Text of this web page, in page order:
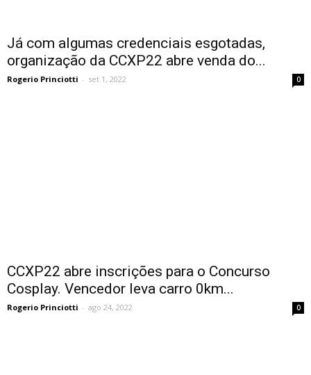
Já com algumas credenciais esgotadas,
organização da CCXP22 abre venda do...
Rogerio Princiotti - set 1, 2022 0
CCXP22 abre inscrições para o Concurso
Cosplay. Vencedor leva carro 0km...
Rogerio Princiotti - ago 24, 2022 0